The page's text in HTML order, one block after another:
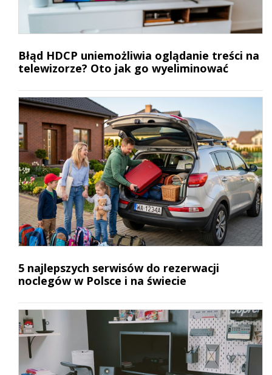
Błąd HDCP uniemożliwia oglądanie treści na
telewizorze? Oto jak go wyeliminować
5 najlepszych serwisów do rezerwacji
noclegów w Polsce i na świecie